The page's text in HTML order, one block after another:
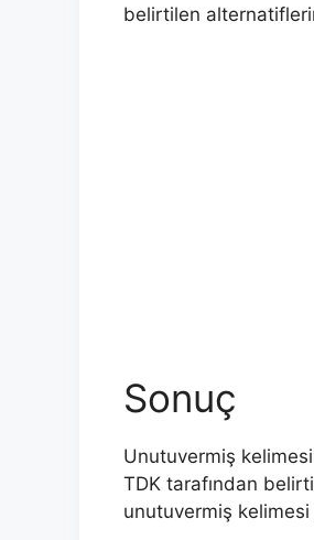
belirtilen
Sonuç
Unutuvermiş
TDK tarafından
unutuvermiş